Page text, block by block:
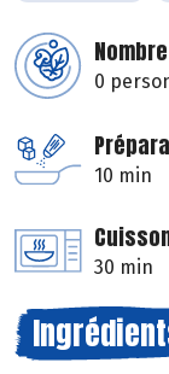
0
10 min
30 min